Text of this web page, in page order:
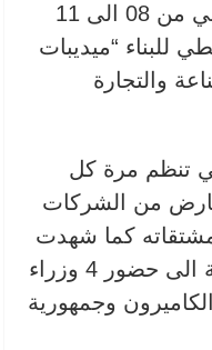
احتضن معرض صفاقس الدولي من 08 الى 11
للبناء “ميديبات
والتجارة
تنظم مرة كل
مشاركة حوالي 400 عارض من الشركات
كما شهدت
ايضا مشاركة 30 بلدا بالاضافة الى حضور 4 وزراء
وجمهورية